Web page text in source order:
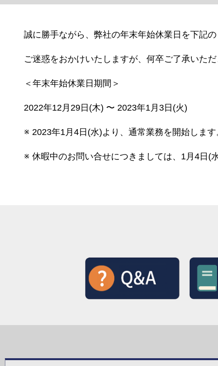
誠に勝手ながら、弊社の年末年始休業日を下記
ご迷惑をおかけいたしますが、何卒ご了承いた
＜年末年始休業日期間＞
2022年12月29日(木) 〜 2023年1月3日(火)
※ 2023年1月4日(水)より、通常業務を開始します
※ 休暇中のお問い合せにつきましては、1月4日(